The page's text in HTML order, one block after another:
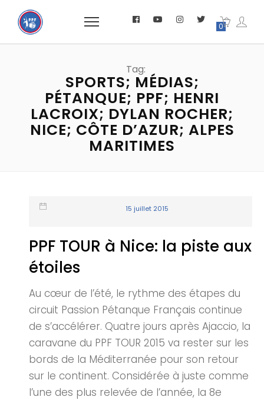
0
Tag:
SPORTS; MÉDIAS;
PÉTANQUE; PPF; HENRI
LACROIX; DYLAN ROCHER;
NICE; CÔTE D’AZUR; ALPES
MARITIMES
15 juillet 2015
PPF TOUR à Nice: la piste aux
étoiles
Au cœur de l’été, le rythme des étapes du
circuit Passion Pétanque Français continue
de s’accélérer. Quatre jours après Ajaccio, la
caravane du PPF TOUR 2015 va rester sur les
bords de la Méditerranée pour son retour
sur le continent. Considérée à juste comme
l’une des plus relevée de l’année, la 8e